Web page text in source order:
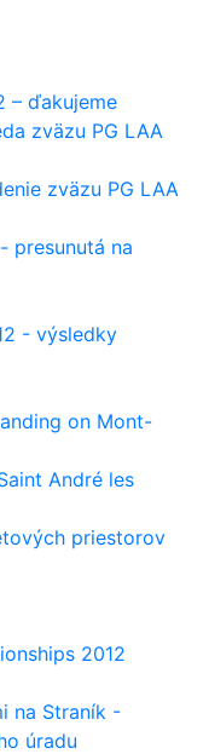
– ďakujeme
zväzu PG LAA
zväzu PG LAA
presunutá na
- výsledky
on Mont-
André les
priestorov
2012
na Straník -
úradu